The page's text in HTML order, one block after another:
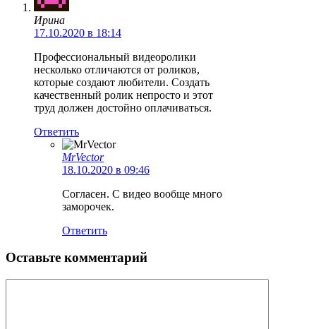
Ирина
17.10.2020 в 18:14
Профессиональный видеоролики
несколько отличаются от роликов,
которые создают любители. Создать
качественный ролик непросто и этот
труд должен достойно оплачиваться.
Ответить
MrVector
18.10.2020 в 09:46
Согласен. С видео вообще много
заморочек.
Ответить
Оставьте комментарий